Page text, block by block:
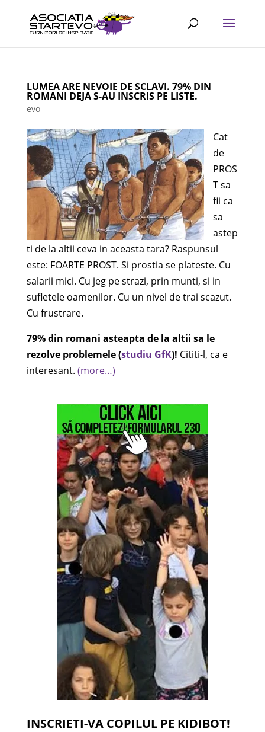
LUMEA ARE NEVOIE DE SCLAVI. 79% DIN
ROMANI DEJA S-AU INSCRIS PE LISTE.
evo
Cat
de
PROS
T sa
fii ca
sa
astep
ti de la altii ceva in aceasta tara? Raspunsul
este: FOARTE PROST. Si prostia se plateste. Cu
salarii mici. Cu jeg pe strazi, prin munti, si in
sufletele oamenilor. Cu un nivel de trai scazut.
Cu frustrare.
79% din romani asteapta de la altii sa le
rezolve problemele (studiu GfK)! Cititi-l, ca e
interesant. (more…)
INSCRIETI-VA COPILUL PE KIDIBOT!